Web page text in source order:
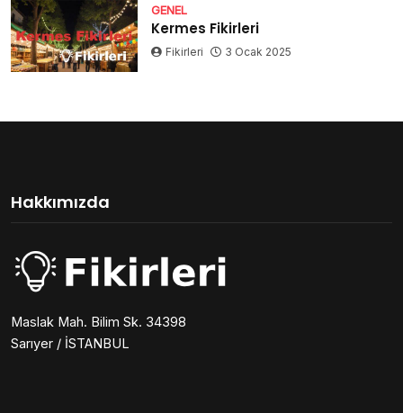
GENEL
Kermes Fikirleri
Fikirleri 3 Ocak 2025
Hakkımızda
Maslak Mah. Bilim Sk. 34398
Sarıyer / İSTANBUL